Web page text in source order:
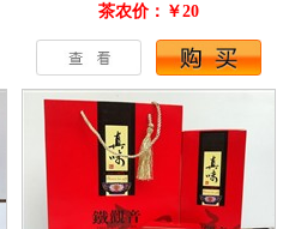
茶农价：￥20